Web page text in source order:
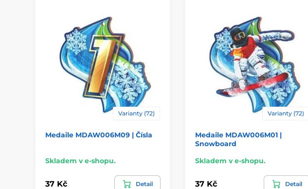
Varianty (72)
Medaile MDAW006M09 | Čísla
Skladem v e-shopu.
37 Kč Detail
Varianty (72)
Medaile MDAW006M01 |
Snowboard
Skladem v e-shopu.
37 Kč Detail